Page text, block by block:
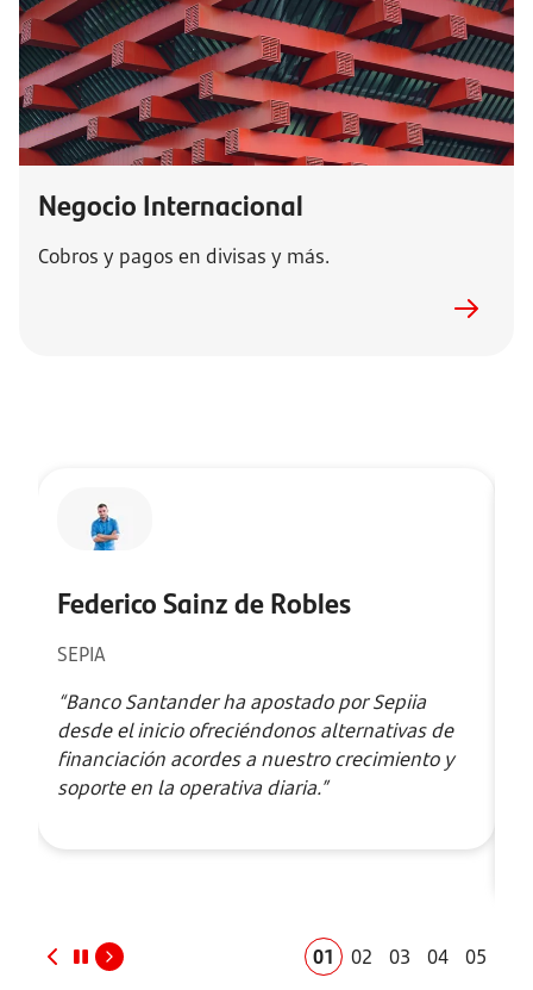
Negocio Internacional
Cobros y pagos en divisas y más.
Federico Sainz de Robles
SEPIA
“Banco Santander ha apostado por Sepiia
desde el inicio ofreciéndonos alternativas de
financiación acordes a nuestro crecimiento y
soporte en la operativa diaria.”
01 02 03 04 05